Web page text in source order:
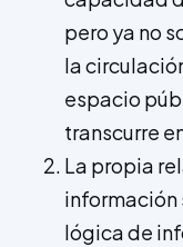
pero ya no
la
espacio
transcurre
La propia
información
lógica de